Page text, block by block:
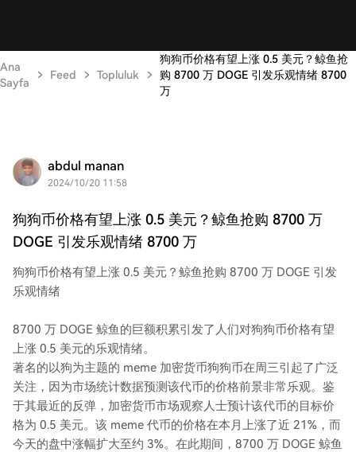
Ana
Sayfa
Feed Topluluk
狗狗币价格有望上涨 0.5 美元？鲸鱼抢
购 8700 万 DOGE 引发乐观情绪 8700
万
abdul manan
2024/10/20 11:58
狗狗币价格有望上涨 0.5 美元？鲸鱼抢购 8700 万
DOGE 引发乐观情绪 8700 万
狗狗币价格有望上涨 0.5 美元？鲸鱼抢购 8700 万 DOGE 引发
乐观情绪
8700 万 DOGE 鲸鱼的巨额积累引发了人们对狗狗币价格有望
上涨 0.5 美元的乐观情绪。
著名的以狗为主题的 meme 加密货币狗狗币在周三引起了广泛
关注，因为市场统计数据预测该代币的价格前景非常乐观。鉴
于其最近的反弹，加密货币市场观察人士预计该代币的目标价
格为 0.5 美元。该 meme 代币的价格在本月上涨了近 21%，而
今天的盘中涨幅扩大至约 3%。在此期间，8700 万 DOGE 鲸鱼